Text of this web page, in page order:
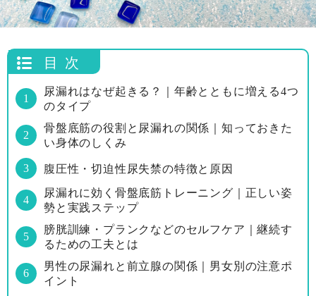
目次
尿漏れはなぜ起きる？｜年齢とともに増える4つ
のタイプ
骨盤底筋の役割と尿漏れの関係｜知っておきた
い身体のしくみ
腹圧性・切迫性尿失禁の特徴と原因
尿漏れに効く骨盤底筋トレーニング｜正しい姿
勢と実践ステップ
膀胱訓練・プランクなどのセルフケア｜継続す
るための工夫とは
男性の尿漏れと前立腺の関係｜男女別の注意ポ
イント